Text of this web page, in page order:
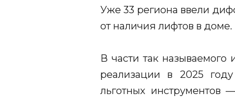
Уже 33 региона ввели
от наличия лифтов в доме.
В части так называемого
реализации в 2025
льготных